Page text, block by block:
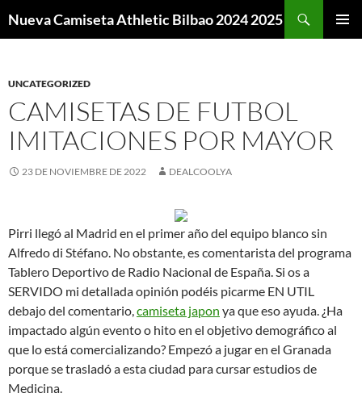
Nueva Camiseta Athletic Bilbao 2024 2025
UNCATEGORIZED
CAMISETAS DE FUTBOL
IMITACIONES POR MAYOR
23 DE NOVIEMBRE DE 2022 DEALCOOLYA
Pirri llegó al Madrid en el primer año del equipo blanco sin
Alfredo di Stéfano. No obstante, es comentarista del programa
Tablero Deportivo de Radio Nacional de España. Si os a
SERVIDO mi detallada opinión podéis picarme EN UTIL
debajo del comentario,camiseta japon ya que eso ayuda. ¿Ha
impactado algún evento o hito en el objetivo demográfico al
que lo está comercializando? Empezó a jugar en el Granada
porque se trasladó a esta ciudad para cursar estudios de
Medicina.